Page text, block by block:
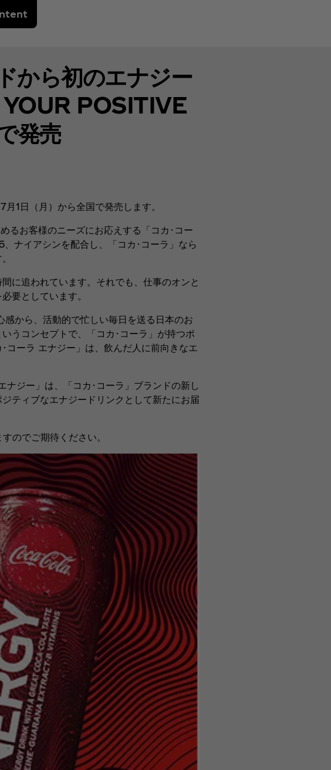
から初のエナジー
YOUR POSITIVE
発売
1日（月）から全国で発売します。
るお客様のニーズにお応えする「コカ･コー
ナイアシンを配合し、「コカ･コーラ」なら
に追われています。それでも、仕事のオンと
要としています。
から、活動的で忙しい毎日を送る日本のお
うコンセプトで、「コカ･コーラ」が持つポ
コーラ エナジー」は、飲んだ人に前向きなエ
ジー」は、「コカ･コーラ」ブランドの新し
ティブなエナジードリンクとして新たにお届
のでご期待ください。